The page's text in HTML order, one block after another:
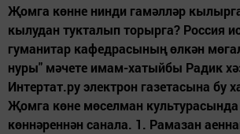
Җомга көнне нинди гамәлләр
кылудан тукталып торырга? Россия
гуманитар кафедрасының өлкән
нуры" мәчете имам-хатыйбы Радик
Интертат.ру электрон газетасына бу
Җомга көне мөселман
көннәреннән санала. 1. Рамазан